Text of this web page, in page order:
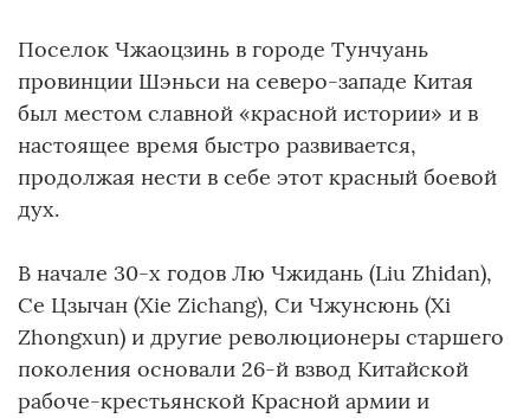
Поселок Чжаоцзинь в городе Тунчуань
провинции Шэньси на северо-западе Китая
был местом славной «красной истории» и в
настоящее время быстро развивается,
продолжая нести в себе этот красный боевой
дух.
В начале 30-х годов Лю Чжидань (Liu Zhidan),
Се Цзычан (Xie Zichang), Си Чжунсюнь (Xi
Zhongxun) и другие революционеры старшего
поколения основали 26-й взвод Китайской
рабоче-крестьянской Красной армии и